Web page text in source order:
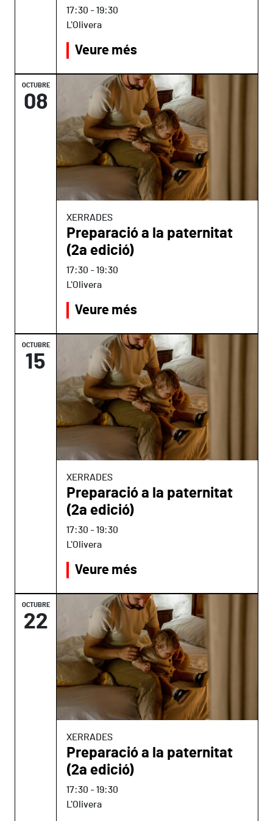
17:30 -19:30
L'Olivera
Veure més
OCTUBRE
08
XERRADES
Preparació a la paternitat
(2a edició)
17:30 -19:30
L'Olivera
Veure més
OCTUBRE
15
XERRADES
Preparació a la paternitat
(2a edició)
17:30 -19:30
L'Olivera
Veure més
OCTUBRE
22
XERRADES
Preparació a la paternitat
(2a edició)
17:30 -19:30
L'Olivera